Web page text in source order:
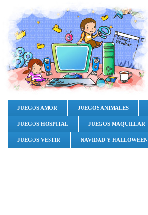
JUEGOS AMOR JUEGOS ANIMALES
JUEGOS HOSPITAL JUEGOS MAQUILLAR
JUEGOS VESTIR NAVIDAD Y HALLOWEEN